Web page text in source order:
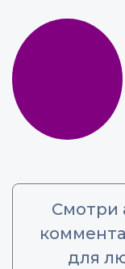
Смотри
для